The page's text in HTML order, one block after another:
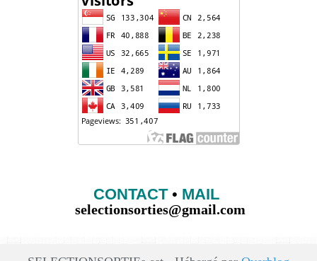
CONTACT• MAIL
selectionsorties@gmail.com